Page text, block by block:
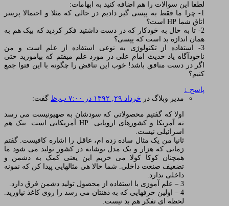
لطفا این سوالات را هم اضافه کنید به ابهامات:
1- چرا ما فقط به پپسی گیر دادیم در حالی که مثلا و احتمالا پرینتر
اتاق شما HP است؟
2- تا به حال به خودکار که در دست داشتید فکر کردید که بیک هم به
همان اندازه بد است که پپسی؟
3- استفاده از تکنولوژی به نوعی استفاده از علم است و من
ناخودآگاه یاد حدیث امام علی در مورد علم میفتم که بیاموزید حتی
اگر در دست منافق باشد! خوب این تناقض را چگونه با این فتوا جمع
کنیم؟
پاسخ ↓
مدیر وبلاگ در خرداد ۲۹, ۱۳۹۲ در ۷:۰۰ ب٫ظ گفت:
اولا که گفتیم محصولاتی که سودشان به صهیونیست می رسد
نه آمریکا و کشورهای اروپایی. HP آمریکایی است. بیک هم
اسرائیلی نیست.
ثانیا من یک مثال ساده زده ام، عاقل را اشاره کافیست. گفتم
زمانی که هزار و یک مدل نوشابه در کشور تولید می شود ما
همچنان کوکا کولا می خریم این یعنی کمک به دشمن و
تضعیف صنعت داخلی. شما حالا هی مثالهایی پیدا کن که نمونه
داخلی ندارد.
3 – علم آموزی با استفاده از محصول تولید دشمن فرق دارد.
4 – اولین حرفهایی که به ذهنتان می رسد را روی کاغذ نیاورید.
لحظه ای تفکر هم بد نیست.